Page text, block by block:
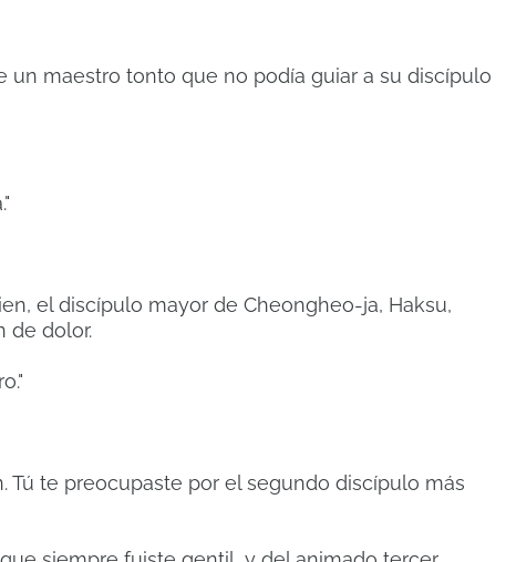
un maestro tonto que no podía guiar a su discípulo
el discípulo mayor de Cheongheo-ja, Haksu,
de dolor.
Tú te preocupaste por el segundo discípulo más